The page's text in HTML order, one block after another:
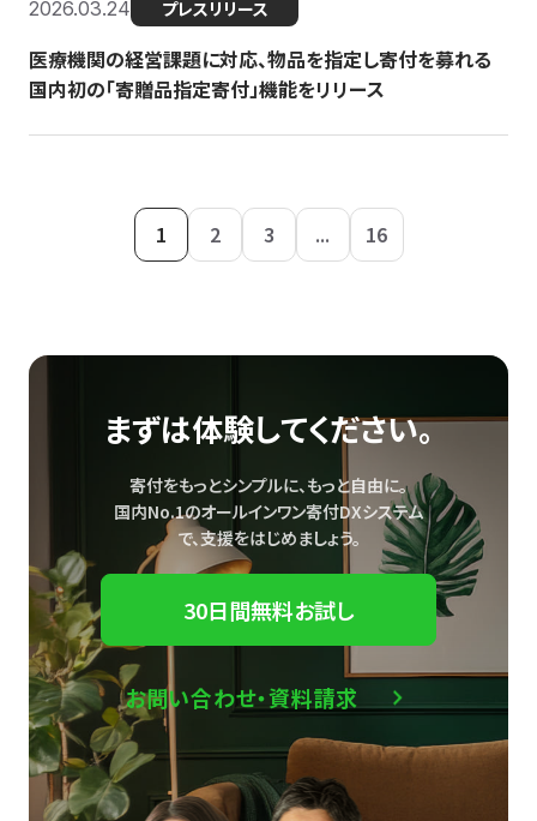
2026.03.24 プレスリリース
医療機関の経営課題に対応、物品を指定し寄付を募れる
国内初の「寄贈品指定寄付」機能をリリース
1 2 3 ... 16
まずは体験してください。
寄付をもっとシンプルに、もっと自由に。
国内No.1のオールインワン寄付DXシステム
で、支援をはじめましょう。
30日間無料お試し
お問い合わせ・資料請求